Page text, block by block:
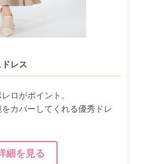
レス
ロがポイント。
カバーしてくれる優秀ドレ